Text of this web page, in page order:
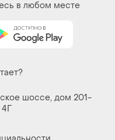
в любом месте
шоссе, дом 201-